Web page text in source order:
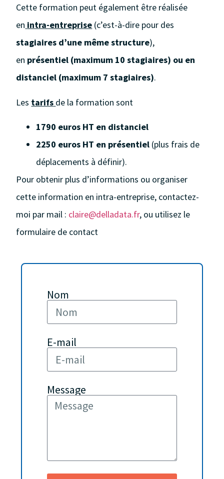
Cette formation peut également être réalisée
en intra-entreprise (c’est-à-dire pour des
stagiaires d’une même structure),
en présentiel (maximum 10 stagiaires) ou en
distanciel (maximum 7 stagiaires).
Les tarifs de la formation sont
1790 euros HT en distanciel
2250 euros HT en présentiel (plus frais de
déplacements à définir).
Pour obtenir plus d’informations ou organiser
cette information en intra-entreprise, contactez-
moi par mail : claire@delladata.fr, ou utilisez le
formulaire de contact
Nom
E-mail
Message